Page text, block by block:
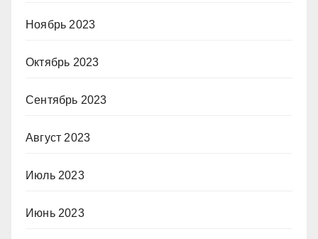
Ноябрь 2023
Октябрь 2023
Сентябрь 2023
Август 2023
Июль 2023
Июнь 2023